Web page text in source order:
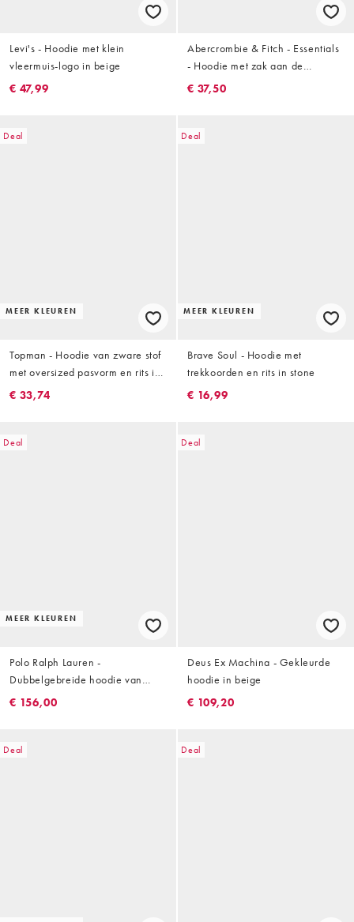
Levi's - Hoodie met klein
vleermuis-logo in beige
€ 47,99
Abercrombie & Fitch - Essentials
- Hoodie met zak aan de
voorkant en camouflageprint in
€ 37,50
Deal
MEER KLEUREN
Topman - Hoodie van zware stof
met oversized pasvorm en rits in
licht stone
€ 33,74
Deal
MEER KLEUREN
Brave Soul - Hoodie met
trekkoorden en rits in stone
€ 16,99
Deal
MEER KLEUREN
Polo Ralph Lauren -
Dubbelgebreide hoodie van
jersey met geschreven logo in
€ 156,00
Deal
Deus Ex Machina - Gekleurde
hoodie in beige
€ 109,20
Deal Deal